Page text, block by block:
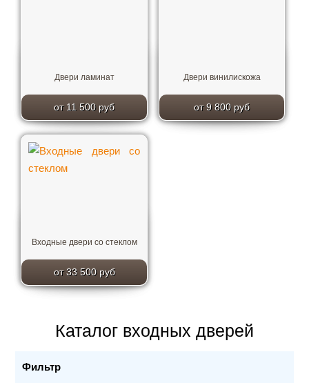
Двери ламинат
от 11 500 руб
Двери винилискожа
от 9 800 руб
Входные двери со стеклом
от 33 500 руб
Каталог входных дверей
Фильтр